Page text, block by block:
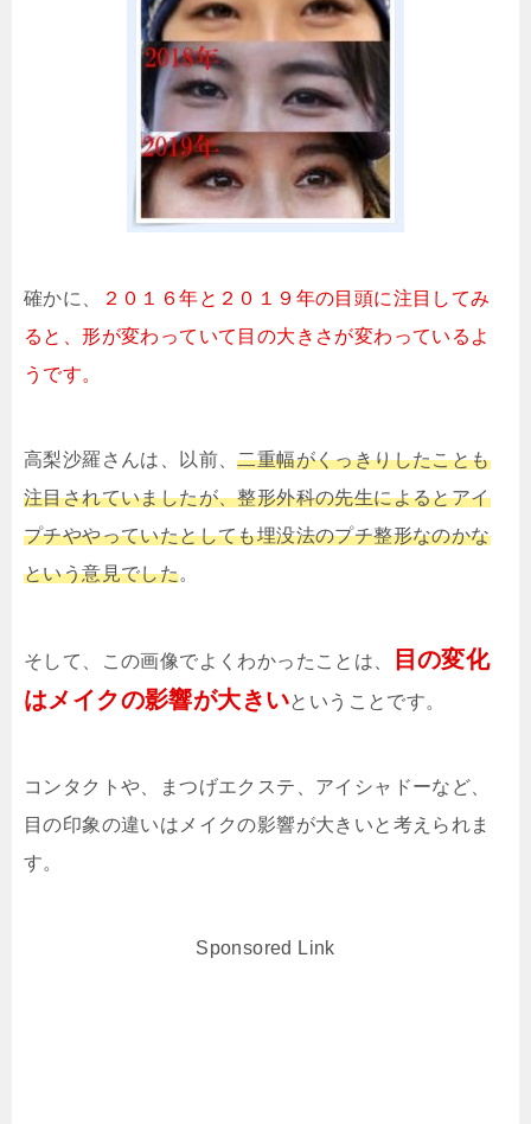
確かに、
２０１６年と２０１９年の目頭に注目してみ
ると、形が変わっていて目の大きさが変わっているよ
うです。
高梨沙羅さんは、以前、二重幅がくっきりしたことも
注目されていましたが、整形外科の先生によるとアイ
プチややっていたとしても埋没法のプチ整形なのかな
という意見でした。
そして、この画像でよくわかったことは、
目の変化
はメイクの影響が大きいということです。
コンタクトや、まつげエクステ、アイシャドーなど、
目の印象の違いはメイクの影響が大きいと考えられま
す。
Sponsored Link